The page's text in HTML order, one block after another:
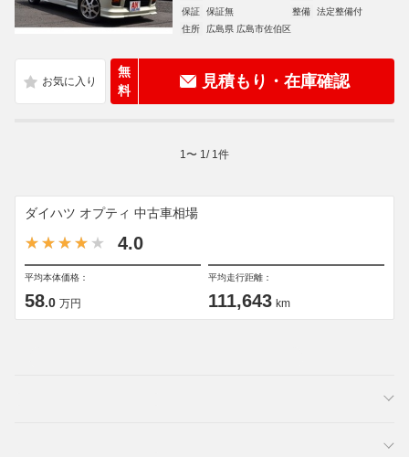
保証
保証無 整備
法定整備付
住所
広島県 広島市佐伯区
無
料
見積もり・在庫確認
1 〜 1 / 1 件
ダイハツ オプティ 中古車相場
4.0
平均本体価格：
58.0 万円
平均走行距離：
111,643 km